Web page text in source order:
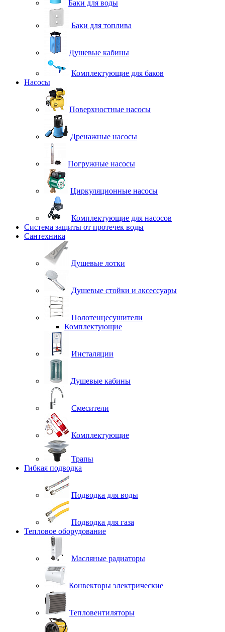
Баки для воды
Баки для топлива
Душевые кабины
Комплектующие для баков
Насосы
Поверхностные насосы
Дренажные насосы
Погружные насосы
Циркуляционные насосы
Комплектующие для насосов
Система защиты от протечек воды
Сантехника
Душевые лотки
Душевые стойки и аксессуары
Полотенцесушители
Комплектующие
Инсталяции
Душевые кабины
Смесители
Комплектующие
Трапы
Гибкая подводка
Подводка для воды
Подводка для газа
Тепловое оборудование
Масляные радиаторы
Конвекторы электрические
Тепловентиляторы